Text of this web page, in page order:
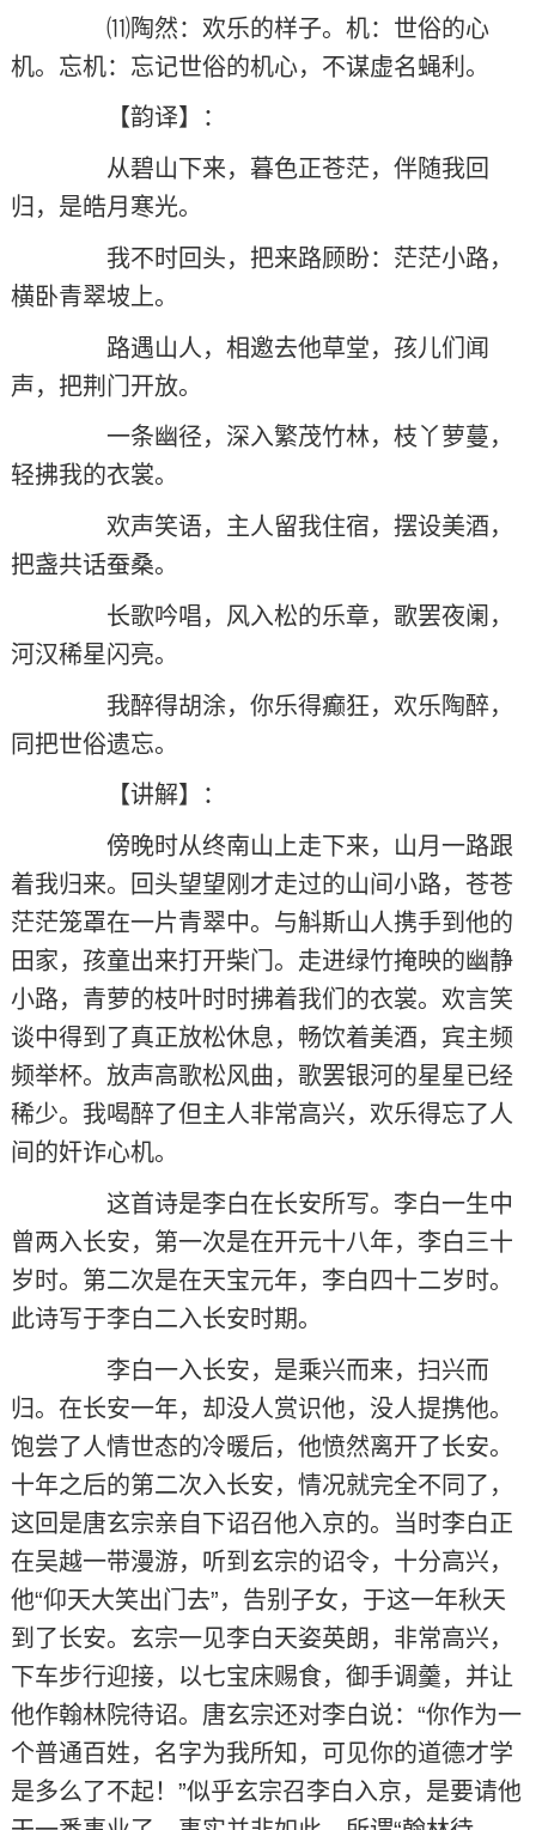
⑾陶然：欢乐的样子。机：世俗的心
机。忘机：忘记世俗的机心，不谋虚名蝇利。
【韵译】：
从碧山下来，暮色正苍茫，伴随我回
归，是皓月寒光。
我不时回头，把来路顾盼：茫茫小路，
横卧青翠坡上。
路遇山人，相邀去他草堂，孩儿们闻
声，把荆门开放。
一条幽径，深入繁茂竹林，枝丫萝蔓，
轻拂我的衣裳。
欢声笑语，主人留我住宿，摆设美酒，
把盏共话蚕桑。
长歌吟唱，风入松的乐章，歌罢夜阑，
河汉稀星闪亮。
我醉得胡涂，你乐得癫狂，欢乐陶醉，
同把世俗遗忘。
【讲解】：
傍晚时从终南山上走下来，山月一路跟
着我归来。回头望望刚才走过的山间小路，苍苍
茫茫笼罩在一片青翠中。与斛斯山人携手到他的
田家，孩童出来打开柴门。走进绿竹掩映的幽静
小路，青萝的枝叶时时拂着我们的衣裳。欢言笑
谈中得到了真正放松休息，畅饮着美酒，宾主频
频举杯。放声高歌松风曲，歌罢银河的星星已经
稀少。我喝醉了但主人非常高兴，欢乐得忘了人
间的奸诈心机。
这首诗是李白在长安所写。李白一生中
曾两入长安，第一次是在开元十八年，李白三十
岁时。第二次是在天宝元年，李白四十二岁时。
此诗写于李白二入长安时期。
李白一入长安，是乘兴而来，扫兴而
归。在长安一年，却没人赏识他，没人提携他。
饱尝了人情世态的冷暖后，他愤然离开了长安。
十年之后的第二次入长安，情况就完全不同了，
这回是唐玄宗亲自下诏召他入京的。当时李白正
在吴越一带漫游，听到玄宗的诏令，十分高兴，
他“仰天大笑出门去”，告别子女，于这一年秋天
到了长安。玄宗一见李白天姿英朗，非常高兴，
下车步行迎接，以七宝床赐食，御手调羹，并让
他作翰林院待诏。唐玄宗还对李白说：“你作为一
个普通百姓，名字为我所知，可见你的道德才学
是多么了不起！”似乎玄宗召李白入京，是要请他